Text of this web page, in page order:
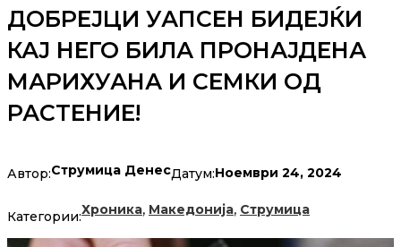
ДОБРЕЈЦИ УАПСЕН БИДЕЈЌИ
КАЈ НЕГО БИЛА ПРОНАЈДЕНА
МАРИХУАНА И СЕМКИ ОД
РАСТЕНИЕ!
Автор:Струмица ДенесДатум:Ноември 24, 2024
Категории:Хроника, Македонија, Струмица